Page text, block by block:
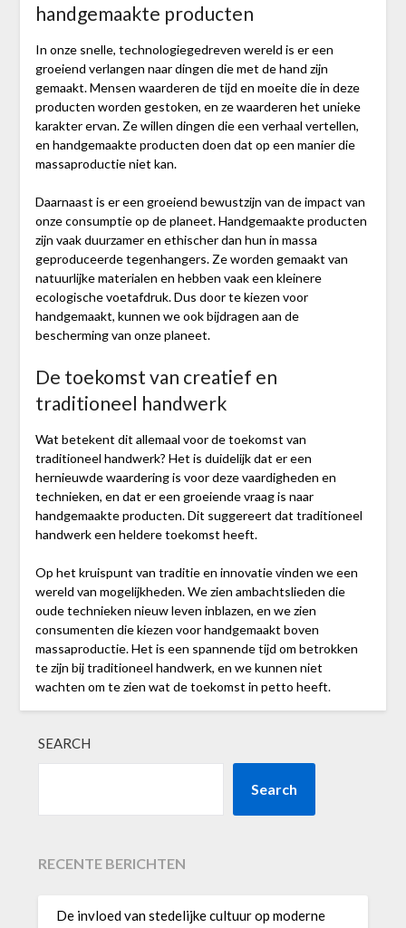
handgemaakte producten
In onze snelle, technologiegedreven wereld is er een
groeiend verlangen naar dingen die met de hand zijn
gemaakt. Mensen waarderen de tijd en moeite die in deze
producten worden gestoken, en ze waarderen het unieke
karakter ervan. Ze willen dingen die een verhaal vertellen,
en handgemaakte producten doen dat op een manier die
massaproductie niet kan.
Daarnaast is er een groeiend bewustzijn van de impact van
onze consumptie op de planeet. Handgemaakte producten
zijn vaak duurzamer en ethischer dan hun in massa
geproduceerde tegenhangers. Ze worden gemaakt van
natuurlijke materialen en hebben vaak een kleinere
ecologische voetafdruk. Dus door te kiezen voor
handgemaakt, kunnen we ook bijdragen aan de
bescherming van onze planeet.
De toekomst van creatief en
traditioneel handwerk
Wat betekent dit allemaal voor de toekomst van
traditioneel handwerk? Het is duidelijk dat er een
hernieuwde waardering is voor deze vaardigheden en
technieken, en dat er een groeiende vraag is naar
handgemaakte producten. Dit suggereert dat traditioneel
handwerk een heldere toekomst heeft.
Op het kruispunt van traditie en innovatie vinden we een
wereld van mogelijkheden. We zien ambachtslieden die
oude technieken nieuw leven inblazen, en we zien
consumenten die kiezen voor handgemaakt boven
massaproductie. Het is een spannende tijd om betrokken
te zijn bij traditioneel handwerk, en we kunnen niet
wachten om te zien wat de toekomst in petto heeft.
SEARCH
Search
RECENTE BERICHTEN
De invloed van stedelijke cultuur op moderne